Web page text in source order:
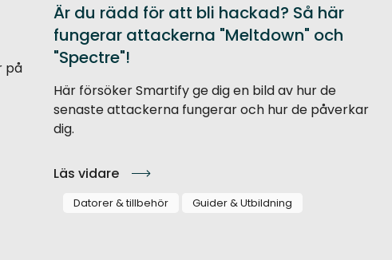
på
Är du rädd för att bli hackad? Så här
fungerar attackerna "Meltdown" och
"Spectre"!
Här försöker Smartify ge dig en bild av hur de
senaste attackerna fungerar och hur de påverkar
dig.
Läs vidare
Datorer & tillbehör Guider & Utbildning